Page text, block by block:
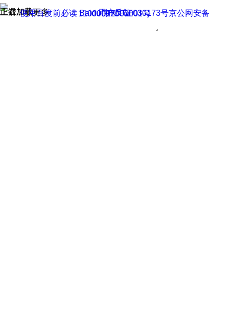
正在加载
上滑加载更多 用户反馈
使用百度前必读 Baidu 京ICP证030173号
京公网安备11000002000001号